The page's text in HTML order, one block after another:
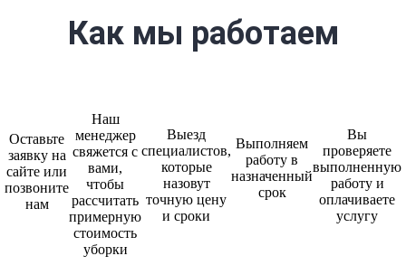
Как мы работаем
Оставьте
заявку на
сайте или
позвоните
нам
Наш
менеджер
свяжется с
вами,
чтобы
рассчитать
примерную
стоимость
уборки
Выезд
специалистов,
которые
назовут
точную цену
и сроки
Выполняем
работу в
назначенный
срок
Вы
проверяете
выполненную
работу и
оплачиваете
услугу